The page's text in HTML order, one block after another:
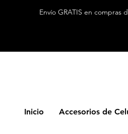
Envío GRATIS en compras
Inicio Accesorios de